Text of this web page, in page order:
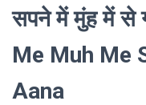
सपने में मुंह में से
Me Muh Me
Aana